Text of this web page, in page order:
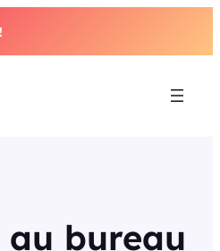
au bureau